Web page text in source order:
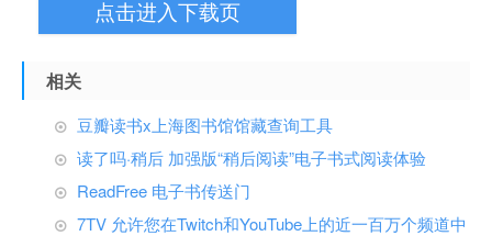
点击进入下载页
相关
豆瓣读书x上海图书馆馆藏查询工具
读了吗·稍后 加强版“稍后阅读”电子书式阅读体验
ReadFree 电子书传送门
7TV 允许您在Twitch和YouTube上的近一百万个频道中